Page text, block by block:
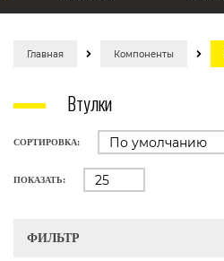
Главная Компоненты
Втулки
СОРТИРОВКА:
ПОКАЗАТЬ:
ФИЛЬТР